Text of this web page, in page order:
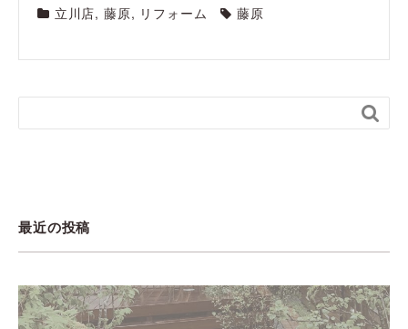
立川店, 藤原, リフォーム 藤原

最近の投稿